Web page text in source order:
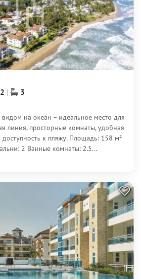
2
3
на океан – идеальное место для
линия, просторные комнаты, удобная
к пляжу. Площадь: 158 м²
2 Ванные комнаты: 2.5...